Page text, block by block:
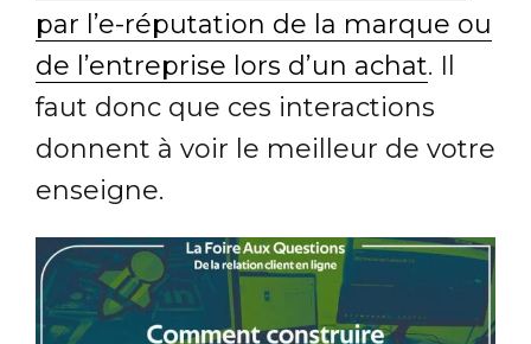
par l’e-réputation de la marque ou
de l’entreprise lors d’un achat. Il
faut donc que ces interactions
donnent à voir le meilleur de votre
enseigne.